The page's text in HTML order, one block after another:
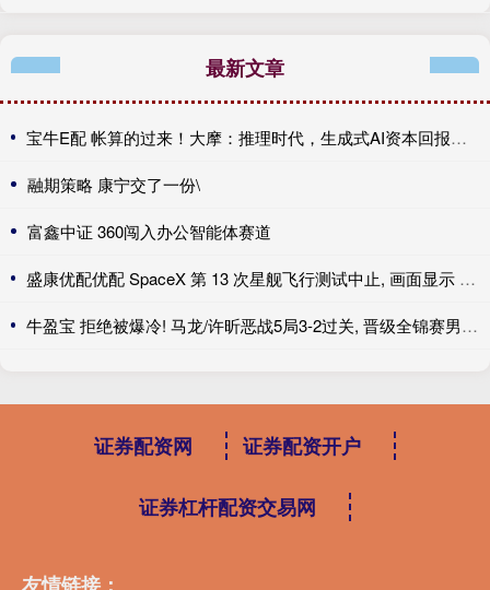
最新文章
宝牛E配 帐算的过来！大摩：推理时代，生成式AI资本回报率或达25-50%
融期策略 康宁交了一份\
富鑫中证 360闯入办公智能体赛道
盛康优配优配 SpaceX 第 13 次星舰飞行测试中止, 画面显示 4 个引擎未点火
牛盈宝 拒绝被爆冷! 马龙/许昕恶战5局3-2过关, 晋级全锦赛男双8强冲冠
证券配资网 证券配资开户
证券杠杆配资交易网